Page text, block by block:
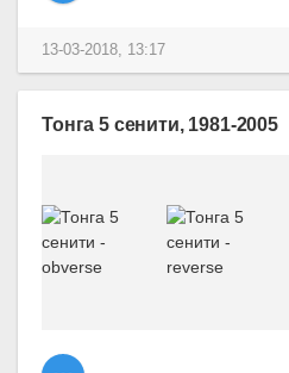
13-03-2018, 13:17
Тонга 5 сенити, 1981-2005